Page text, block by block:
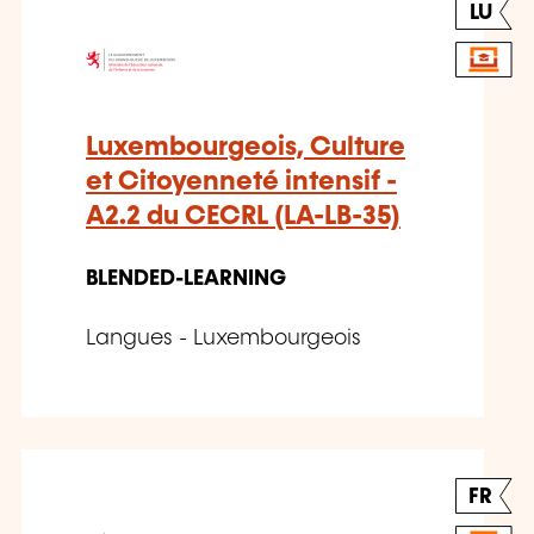
LU
Luxembourgeois, Culture
et Citoyenneté intensif -
A2.2 du CECRL (LA-LB-35)
BLENDED-LEARNING
Langues - Luxembourgeois
FR